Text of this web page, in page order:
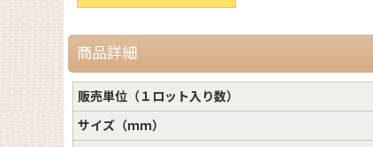
商品詳細
販売単位（１ロット入り数）
サイズ（ｍｍ）